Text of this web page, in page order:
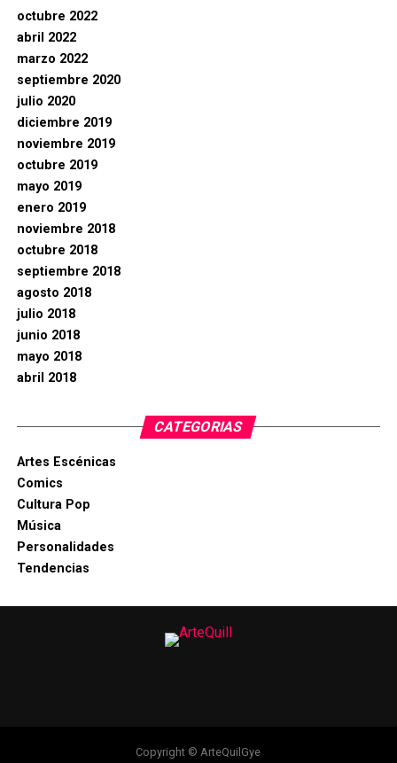
octubre 2022
abril 2022
marzo 2022
septiembre 2020
julio 2020
diciembre 2019
noviembre 2019
octubre 2019
mayo 2019
enero 2019
noviembre 2018
octubre 2018
septiembre 2018
agosto 2018
julio 2018
junio 2018
mayo 2018
abril 2018
CATEGORIAS
Artes Escénicas
Comics
Cultura Pop
Música
Personalidades
Tendencias
Copyright © ArteQuilGye